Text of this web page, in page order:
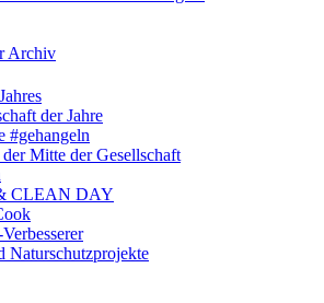
Archiv
der Jahre
#gehangeln
Mitte der Gesellschaft
CLEAN DAY
Naturschutzprojekte